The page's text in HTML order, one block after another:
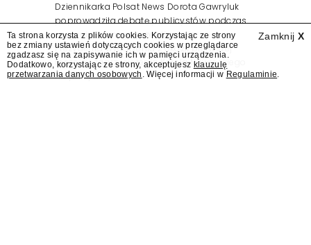
Dziennikarka Polsat News Dorota Gawryluk
poprowadziła debatę publicystów podczas
zorganizowanego przez Kancelarię
Prezydenta wydarzenia z okazji pierwszej
rocznicy zaprzysiężenia Karola Nawrockiego
na prezydenta.
Zamknij X
Ta strona korzysta z plików cookies. Korzystając ze strony
bez zmiany ustawień dotyczących cookies w przeglądarce
zgadzasz się na zapisywanie ich w pamięci urządzenia.
Dodatkowo, korzystając ze strony, akceptujesz klauzulę
przetwarzania danych osobowych . Więcej informacji w Regulaminie.